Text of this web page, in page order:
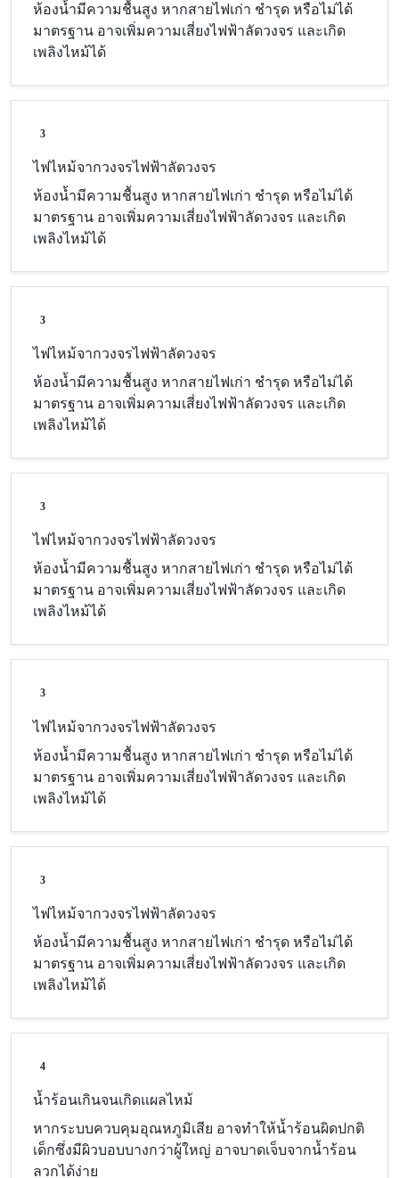
ห้องน้ำมีความชื้นสูง หากสายไฟเก่า ชำรุด หรือไม่ได้
มาตรฐาน อาจเพิ่มความเสี่ยงไฟฟ้าลัดวงจร และเกิด
เพลิงไหม้ได้
3
ไฟไหม้จากวงจรไฟฟ้าลัดวงจร
ห้องน้ำมีความชื้นสูง หากสายไฟเก่า ชำรุด หรือไม่ได้
มาตรฐาน อาจเพิ่มความเสี่ยงไฟฟ้าลัดวงจร และเกิด
เพลิงไหม้ได้
3
ไฟไหม้จากวงจรไฟฟ้าลัดวงจร
ห้องน้ำมีความชื้นสูง หากสายไฟเก่า ชำรุด หรือไม่ได้
มาตรฐาน อาจเพิ่มความเสี่ยงไฟฟ้าลัดวงจร และเกิด
เพลิงไหม้ได้
3
ไฟไหม้จากวงจรไฟฟ้าลัดวงจร
ห้องน้ำมีความชื้นสูง หากสายไฟเก่า ชำรุด หรือไม่ได้
มาตรฐาน อาจเพิ่มความเสี่ยงไฟฟ้าลัดวงจร และเกิด
เพลิงไหม้ได้
3
ไฟไหม้จากวงจรไฟฟ้าลัดวงจร
ห้องน้ำมีความชื้นสูง หากสายไฟเก่า ชำรุด หรือไม่ได้
มาตรฐาน อาจเพิ่มความเสี่ยงไฟฟ้าลัดวงจร และเกิด
เพลิงไหม้ได้
3
ไฟไหม้จากวงจรไฟฟ้าลัดวงจร
ห้องน้ำมีความชื้นสูง หากสายไฟเก่า ชำรุด หรือไม่ได้
มาตรฐาน อาจเพิ่มความเสี่ยงไฟฟ้าลัดวงจร และเกิด
เพลิงไหม้ได้
4
น้ำร้อนเกินจนเกิดแผลไหม้
หากระบบควบคุมอุณหภูมิเสีย อาจทำให้น้ำร้อนผิดปกติ
เด็กซึ่งมีผิวบอบบางกว่าผู้ใหญ่ อาจบาดเจ็บจากน้ำร้อน
ลวกได้ง่าย